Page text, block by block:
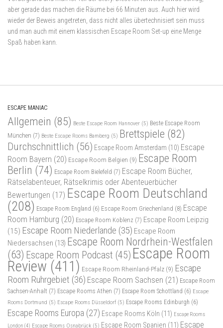
aber gerade das machen die Räume bei 66 Minuten aus. Auch hier wird
wieder der Beweis angetreten, dass nicht alles übertechnisiert sein muss
und man auch mit einem klassischen Escape Room Set-up eine Menge
Spaß haben kann.
ESCAPE MANIAC
Allgemein (85) Beste Escape Room Hannover (5) Beste Escape Room
München (7) Beste Escape Rooms Bamberg (5) Brettspiele (82)
Durchschnittlich (56) Escape Room Amsterdam (10) Escape
Room Bayern (20) Escape Room Belgien (9) Escape Room
Berlin (74) Escape Room Bielefeld (7) Escape Room Bücher,
Rätselabenteuer, Rätselkrimis oder Abenteuerbücher
Bewertungen (17) Escape Room Deutschland
(208) Escape Room England (6) Escape Room Griechenland (8) Escape
Room Hamburg (20) Escape Room Koblenz (7) Escape Room Leipzig
(15) Escape Room Niederlande (35) Escape Room
Niedersachsen (13) Escape Room Nordrhein-Westfalen
(63) Escape Room Podcast (45) Escape Room
Review (411) Escape Room Rheinland-Pfalz (9) Escape
Room Ruhrgebiet (36) Escape Room Sachsen (21) Escape Room
Sachsen-Anhalt (7) Escape Rooms Athen (7) Escape Room Schottland (6) Escape
Rooms Dortmund (5) Escape Rooms Düsseldorf (5) Escape Rooms Edinburgh (6)
Escape Rooms Europa (27) Escape Rooms Köln (11) Escape Rooms
London (4) Escape Rooms Osnabrück (5) Escape Room Spanien (11) Escape